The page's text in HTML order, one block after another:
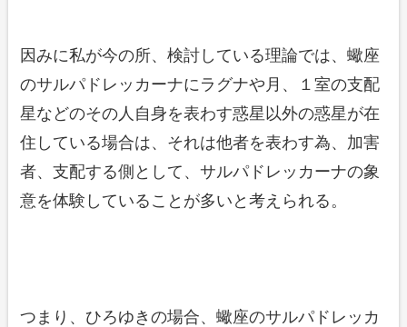
因みに私が今の所、検討している理論では、蠍座
のサルパドレッカーナにラグナや月、１室の支配
星などのその人自身を表わす惑星以外の惑星が在
住している場合は、それは他者を表わす為、加害
者、支配する側として、サルパドレッカーナの象
意を体験していることが多いと考えられる。
つまり、ひろゆきの場合、蠍座のサルパドレッカ